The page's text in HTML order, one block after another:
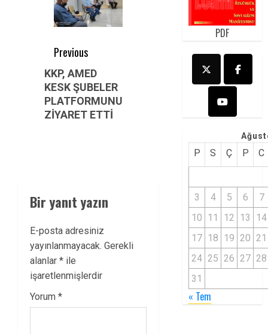
Post
navigation
Previous
Previous
post:
KKP, AMED
KESK ŞUBELER
PLATFORMUNU
ZİYARET ETTİ
Bir yanıt yazın
E-posta adresiniz
yayınlanmayacak. Gerekli
alanlar * ile
işaretlenmişlerdir
Yorum *
PDF
P S Ç P C
3 4 5 6
7
10 11 12 13
14
17 18 19 20 21
24 25 26 27 28
31
« Tem